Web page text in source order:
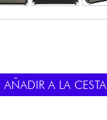
AÑADIR A LA CESTA